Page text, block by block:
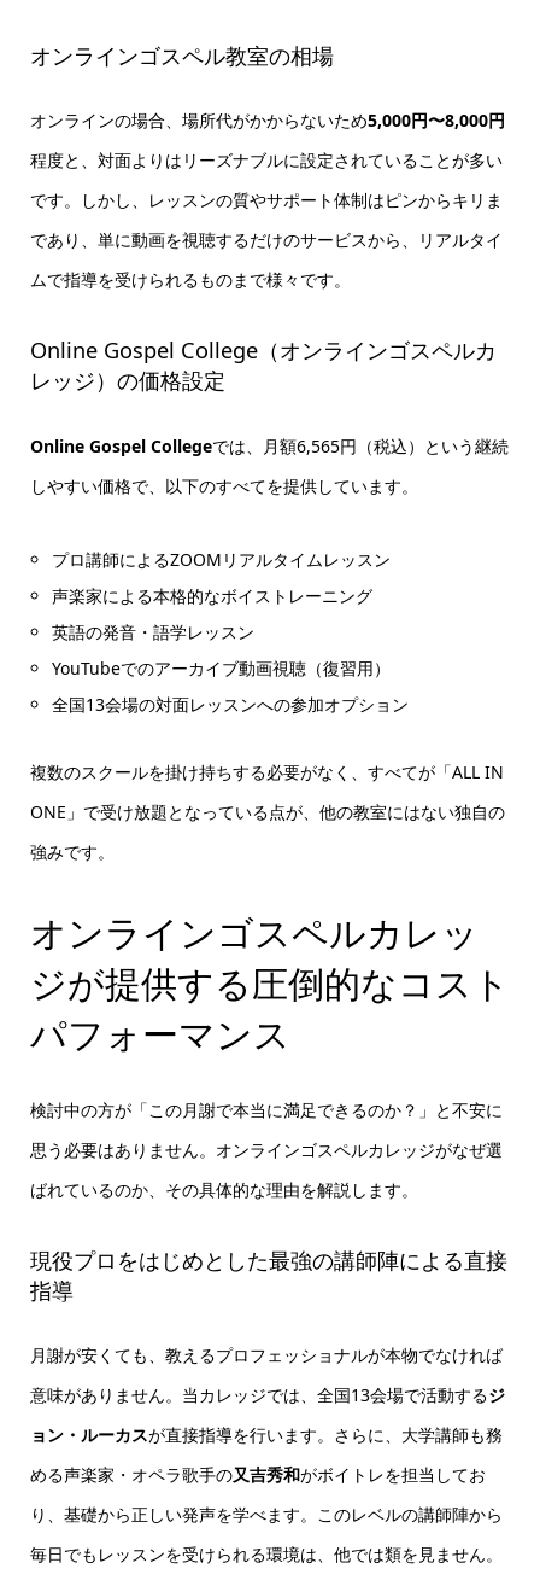
オンラインゴスペル教室の相場
オンラインの場合、場所代がかからないため5,000円〜8,000円
程度と、対面よりはリーズナブルに設定されていることが多い
です。しかし、レッスンの質やサポート体制はピンからキリま
であり、単に動画を視聴するだけのサービスから、リアルタイ
ムで指導を受けられるものまで様々です。
Online Gospel College（オンラインゴスペルカ
レッジ）の価格設定
Online Gospel Collegeでは、月額6,565円（税込）という継続
しやすい価格で、以下のすべてを提供しています。
プロ講師によるZOOMリアルタイムレッスン
声楽家による本格的なボイストレーニング
英語の発音・語学レッスン
YouTubeでのアーカイブ動画視聴（復習用）
全国13会場の対面レッスンへの参加オプション
複数のスクールを掛け持ちする必要がなく、すべてが「ALL IN
ONE」で受け放題となっている点が、他の教室にはない独自の
強みです。
オンラインゴスペルカレッ
ジが提供する圧倒的なコスト
パフォーマンス
検討中の方が「この月謝で本当に満足できるのか？」と不安に
思う必要はありません。オンラインゴスペルカレッジがなぜ選
ばれているのか、その具体的な理由を解説します。
現役プロをはじめとした最強の講師陣による直接
指導
月謝が安くても、教えるプロフェッショナルが本物でなければ
意味がありません。当カレッジでは、全国13会場で活動するジ
ョン・ルーカスが直接指導を行います。さらに、大学講師も務
める声楽家・オペラ歌手の又吉秀和がボイトレを担当してお
り、基礎から正しい発声を学べます。このレベルの講師陣から
毎日でもレッスンを受けられる環境は、他では類を見ません。